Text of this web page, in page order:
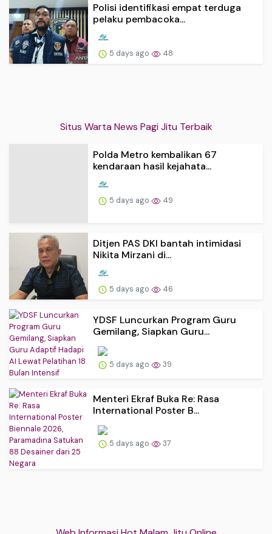
Polisi identifikasi empat terduga
pelaku pembacoka...
5 days ago 48
Situs Warta News Pagi Jitu Terbaik
Polda Metro kembalikan 67
kendaraan hasil kejahata...
5 days ago 49
Ditjen PAS DKI bantah intimidasi
Nikita Mirzani di...
5 days ago 46
YDSF Luncurkan Program Guru
Gemilang, Siapkan Guru...
5 days ago 39
Menteri Ekraf Buka Re: Rasa
International Poster B...
5 days ago 37